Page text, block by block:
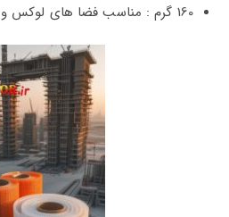
160 گرم : مناسب فضا های لوکس و پر تردد